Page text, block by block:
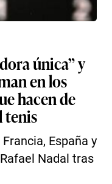
única” y
en los
hacen de
tenis
España y
Nadal tras